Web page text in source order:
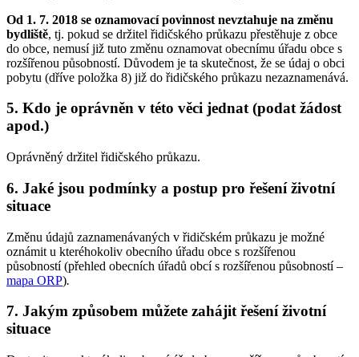
Od 1. 7. 2018 se oznamovací povinnost nevztahuje na změnu
bydliště, tj. pokud se držitel řidičského průkazu přestěhuje z obce
do obce, nemusí již tuto změnu oznamovat obecnímu úřadu obce s
rozšířenou působností. Důvodem je ta skutečnost, že se údaj o obci
pobytu (dříve položka 8) již do řidičského průkazu nezaznamenává.
5. Kdo je oprávněn v této věci jednat (podat žádost
apod.)
Oprávněný držitel řidičského průkazu.
6. Jaké jsou podmínky a postup pro řešení životní
situace
Změnu údajů zaznamenávaných v řidičském průkazu je možné
oznámit u kteréhokoliv obecního úřadu obce s rozšířenou
působností (přehled obecních úřadů obcí s rozšířenou působností –
mapa ORP).
7. Jakým způsobem můžete zahájit řešení životní
situace